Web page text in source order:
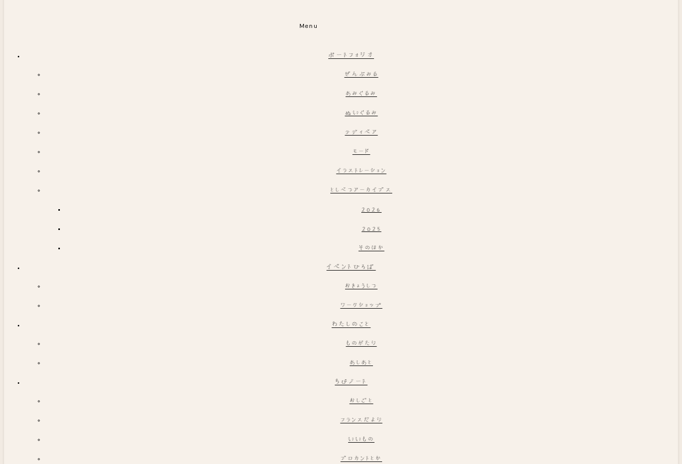
Menu
ポートフォリオ
ぜんぶみる
あみぐるみ
ぬいぐるみ
テディベア
モード
イラストレーション
としべつアーカイブス
2026
2025
そのほか
イベントひろば
おきょうしつ
ワークショップ
わたしのこと
ものがたり
あしあと
ちびノート
おしごと
フランスだより
いいもの
ブロカントとか